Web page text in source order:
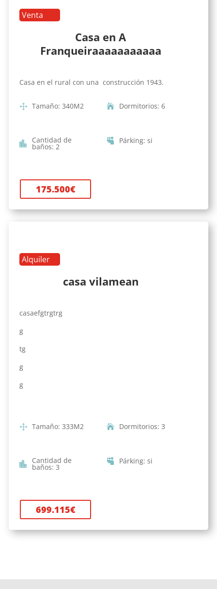
Venta
Casa en A
Franqueiraaaaaaaaaaa
Casa en el rural con una construcción 1943.
Tamaño: 340M2 Dormitorios: 6
Cantidad de
baños: 2
Párking: si
175.500€
Alquiler
casa vilamean
casaefgtrgtrg
g
tg
g
g
Tamaño: 333M2 Dormitorios: 3
Cantidad de
baños: 3
Párking: si
699.115€